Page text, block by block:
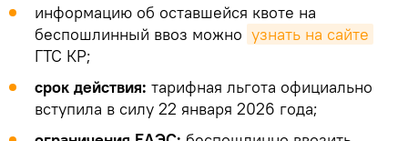
информацию об оставшейся квоте на
беспошлинный ввоз можно узнать на сайте
ГТС КР;
срок действия: тарифная льгота официально
вступила в силу 22 января 2026 года;